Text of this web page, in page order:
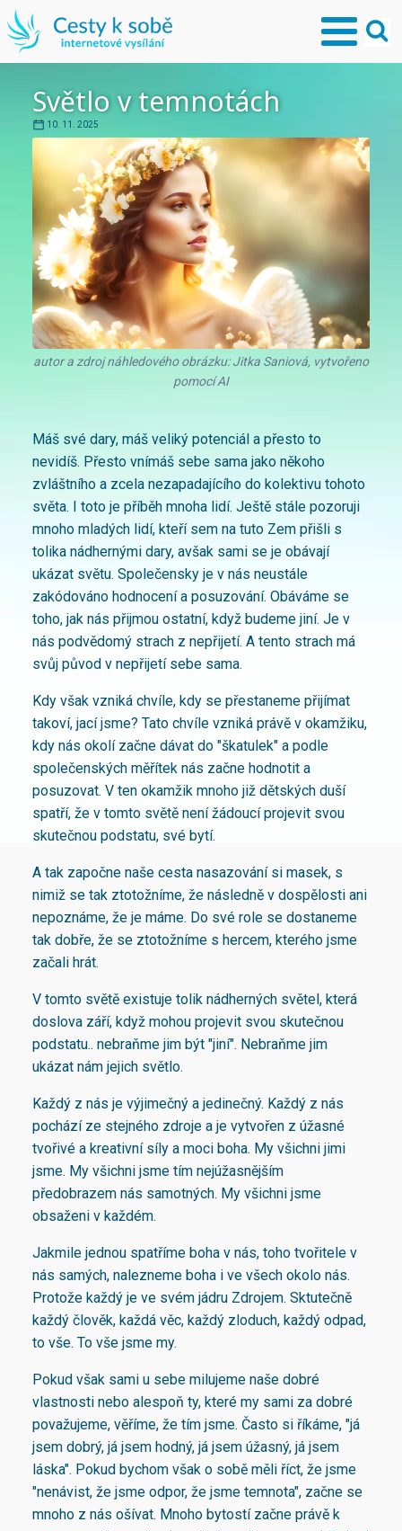
Světlo v temnotách
10. 11. 2025
autor a zdroj náhledového obrázku: Jitka Saniová, vytvořeno
pomocí AI
Máš své dary, máš veliký potenciál a přesto to
nevidíš. Přesto vnímáš sebe sama jako někoho
zvláštního a zcela nezapadajícího do kolektivu tohoto
světa. I toto je příběh mnoha lidí. Ještě stále pozoruji
mnoho mladých lidí, kteří sem na tuto Zem přišli s
tolika nádhernými dary, avšak sami se je obávají
ukázat světu. Společensky je v nás neustále
zakódováno hodnocení a posuzování. Obáváme se
toho, jak nás přijmou ostatní, když budeme jiní. Je v
nás podvědomý strach z nepřijetí. A tento strach má
svůj původ v nepřijetí sebe sama.
Kdy však vzniká chvíle, kdy se přestaneme přijímat
takoví, jací jsme? Tato chvíle vzniká právě v okamžiku,
kdy nás okolí začne dávat do "škatulek" a podle
společenských měřítek nás začne hodnotit a
posuzovat. V ten okamžik mnoho již dětských duší
spatří, že v tomto světě není žádoucí projevit svou
skutečnou podstatu, své bytí.
A tak započne naše cesta nasazování si masek, s
nimiž se tak ztotožníme, že následně v dospělosti ani
nepoznáme, že je máme. Do své role se dostaneme
tak dobře, že se ztotožníme s hercem, kterého jsme
začali hrát.
V tomto světě existuje tolik nádherných světel, která
doslova září, když mohou projevit svou skutečnou
podstatu.. nebraňme jim být "jiní". Nebraňme jim
ukázat nám jejich světlo.
Každý z nás je výjimečný a jedinečný. Každý z nás
pochází ze stejného zdroje a je vytvořen z úžasné
tvořivé a kreativní síly a moci boha. My všichni jimi
jsme. My všichni jsme tím nejúžasnějším
předobrazem nás samotných. My všichni jsme
obsaženi v každém.
Jakmile jednou spatříme boha v nás, toho tvořitele v
nás samých, nalezneme boha i ve všech okolo nás.
Protože každý je ve svém jádru Zdrojem. Sktutečně
každý člověk, každá věc, každý zloduch, každý odpad,
to vše. To vše jsme my.
Pokud však sami u sebe milujeme naše dobré
vlastnosti nebo alespoň ty, které my sami za dobré
považujeme, věříme, že tím jsme. Často si říkáme, "já
jsem dobrý, já jsem hodný, já jsem úžasný, já jsem
láska". Pokud bychom však o sobě měli říct, že jsme
"nenávist, že jsme odpor, že jsme temnota", začne se
mnoho z nás ošívat. Mnoho bytostí začne právě k